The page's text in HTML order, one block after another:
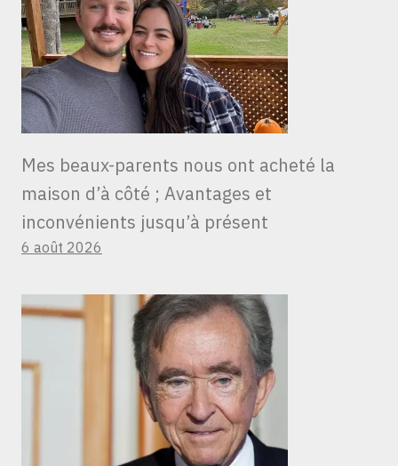
Mes beaux-parents nous ont acheté la
maison d’à côté ; Avantages et
inconvénients jusqu’à présent
6 août 2026